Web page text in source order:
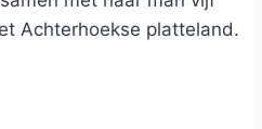
Achterhoekse platteland.